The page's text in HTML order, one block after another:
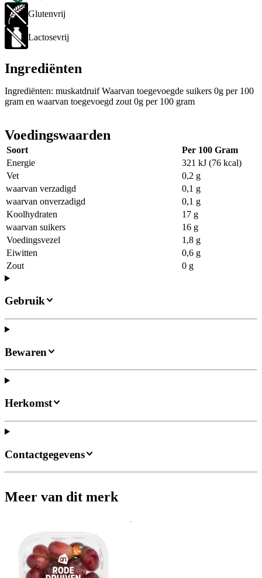
Glutenvrij
Lactosevrij
Ingrediënten
Ingrediënten: muskatdruif Waarvan toegevoegde suikers 0g per 100
gram en waarvan toegevoegd zout 0g per 100 gram
Voedingswaarden
Soort
Per 100 Gram
Energie
321 kJ (76 kcal)
Vet
0,2 g
waarvan verzadigd
0,1 g
waarvan onverzadigd
0,1 g
Koolhydraten
17 g
waarvan suikers
16 g
Voedingsvezel
1,8 g
Eiwitten
0,6 g
Zout
0 g
Gebruik
Bewaren
Herkomst
Contactgegevens
Meer van dit merk